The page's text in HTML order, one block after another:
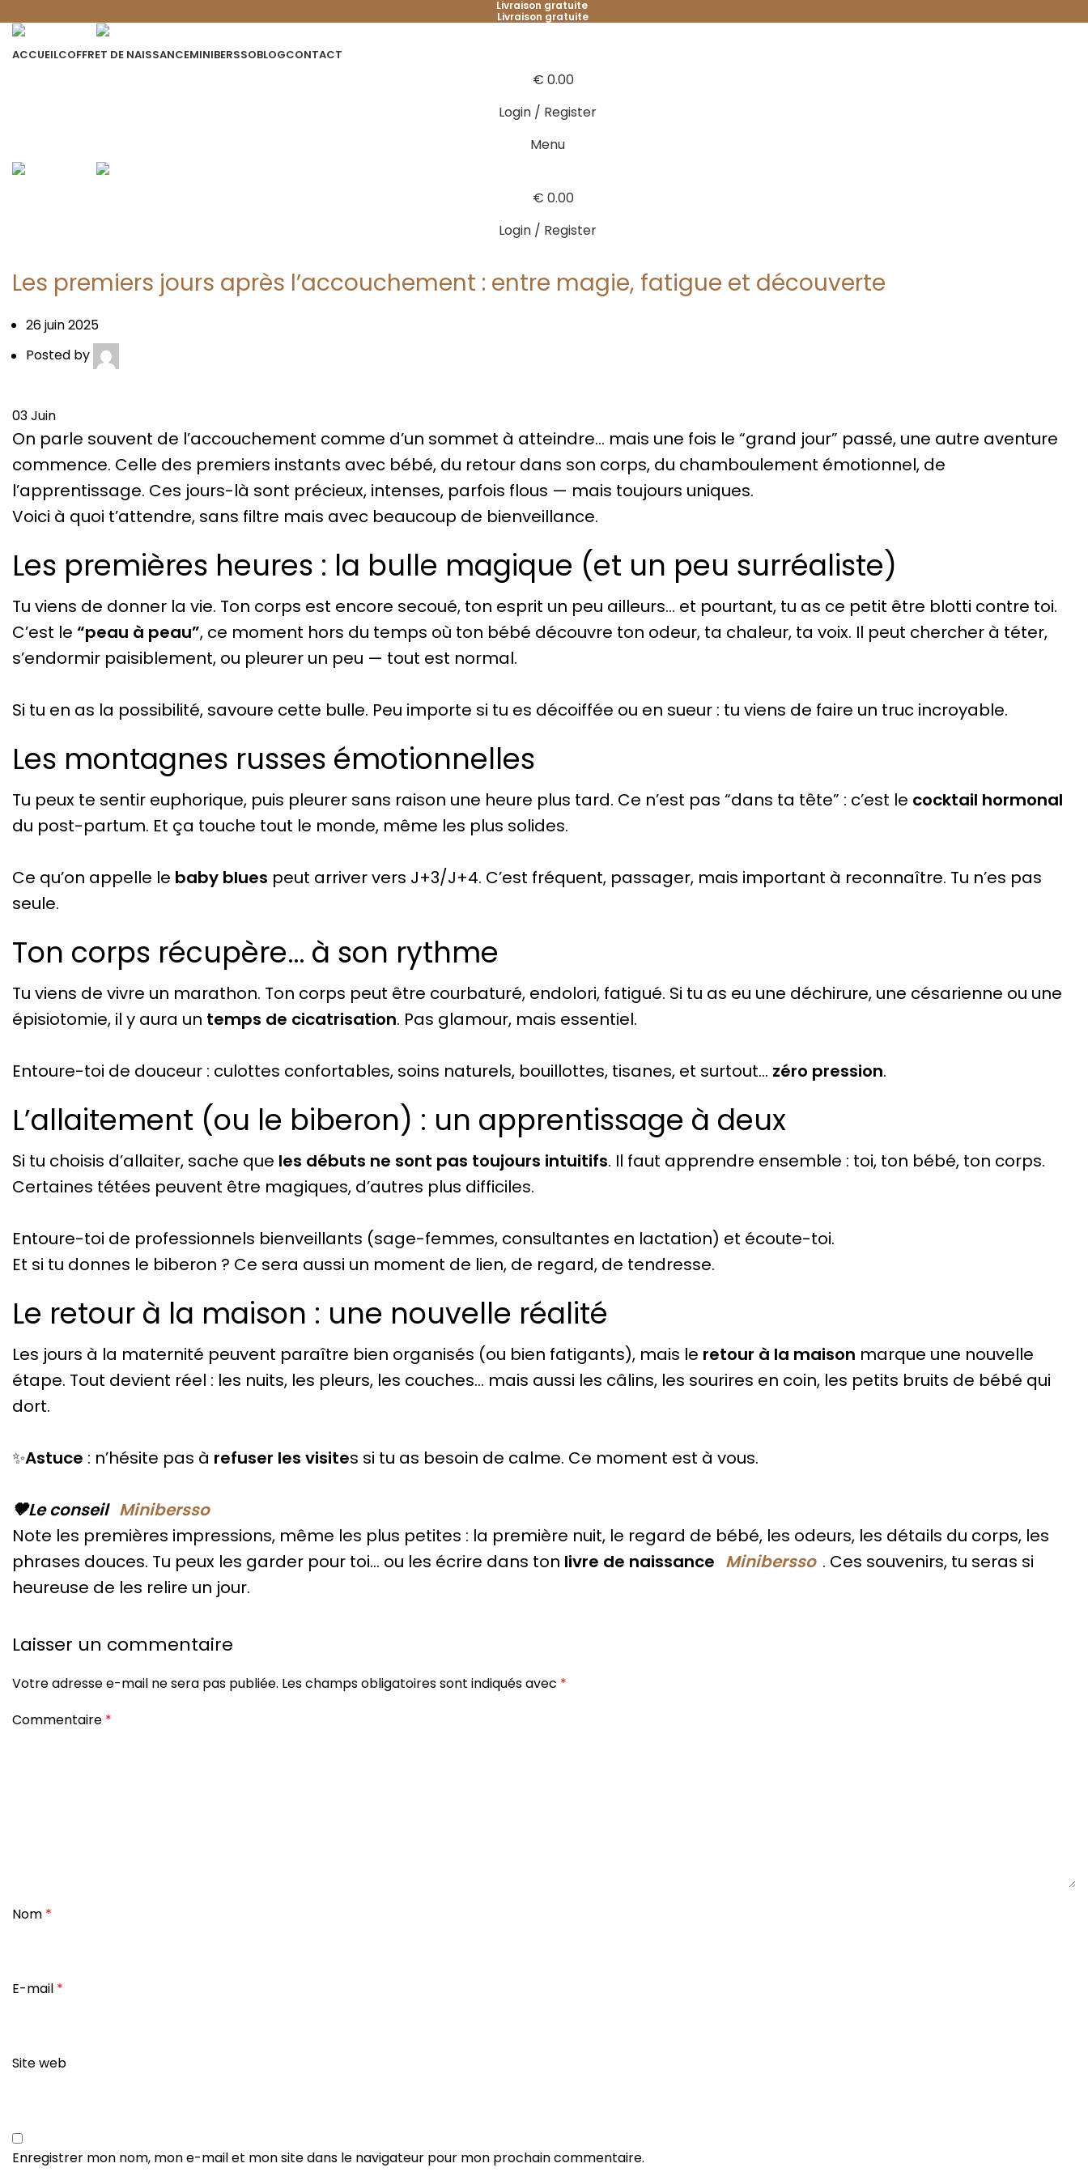
Livraison gratuite
Livraison gratuite
ACCUEILCOFFRET DE NAISSANCEMINIBERSSOBLOGCONTACT
€ 0.00
Login / Register
Menu
€ 0.00
Login / Register
Les premiers jours après l’accouchement : entre magie, fatigue et découverte
26 juin 2025
Posted by
03Juin
On parle souvent de l’accouchement comme d’un sommet à atteindre… mais une fois le “grand jour” passé, une autre aventure
commence. Celle des premiers instants avec bébé, du retour dans son corps, du chamboulement émotionnel, de
l’apprentissage. Ces jours-là sont précieux, intenses, parfois flous — mais toujours uniques.
Voici à quoi t’attendre, sans filtre mais avec beaucoup de bienveillance.
Les premières heures : la bulle magique (et un peu surréaliste)
Tu viens de donner la vie. Ton corps est encore secoué, ton esprit un peu ailleurs… et pourtant, tu as ce petit être blotti contre toi.
C’est le “peau à peau”, ce moment hors du temps où ton bébé découvre ton odeur, ta chaleur, ta voix. Il peut chercher à téter,
s’endormir paisiblement, ou pleurer un peu — tout est normal.
Si tu en as la possibilité, savoure cette bulle. Peu importe si tu es décoiffée ou en sueur : tu viens de faire un truc incroyable.
Les montagnes russes émotionnelles
Tu peux te sentir euphorique, puis pleurer sans raison une heure plus tard. Ce n’est pas “dans ta tête” : c’est le cocktail hormonal
du post-partum. Et ça touche tout le monde, même les plus solides.
Ce qu’on appelle le baby blues peut arriver vers J+3/J+4. C’est fréquent, passager, mais important à reconnaître. Tu n’es pas
seule.
Ton corps récupère… à son rythme
Tu viens de vivre un marathon. Ton corps peut être courbaturé, endolori, fatigué. Si tu as eu une déchirure, une césarienne ou une
épisiotomie, il y aura un temps de cicatrisation. Pas glamour, mais essentiel.
Entoure-toi de douceur : culottes confortables, soins naturels, bouillottes, tisanes, et surtout… zéro pression.
L’allaitement (ou le biberon) : un apprentissage à deux
Si tu choisis d’allaiter, sache que les débuts ne sont pas toujours intuitifs. Il faut apprendre ensemble : toi, ton bébé, ton corps.
Certaines tétées peuvent être magiques, d’autres plus difficiles.
Entoure-toi de professionnels bienveillants (sage-femmes, consultantes en lactation) et écoute-toi.
Et si tu donnes le biberon ? Ce sera aussi un moment de lien, de regard, de tendresse.
Le retour à la maison : une nouvelle réalité
Les jours à la maternité peuvent paraître bien organisés (ou bien fatigants), mais le retour à la maison marque une nouvelle
étape. Tout devient réel : les nuits, les pleurs, les couches… mais aussi les câlins, les sourires en coin, les petits bruits de bébé qui
dort.
✨Astuce : n’hésite pas à refuser les visites si tu as besoin de calme. Ce moment est à vous.
🤎Le conseil Minibersso
Note les premières impressions, même les plus petites : la première nuit, le regard de bébé, les odeurs, les détails du corps, les
phrases douces. Tu peux les garder pour toi… ou les écrire dans ton livre de naissance Minibersso . Ces souvenirs, tu seras si
heureuse de les relire un jour.
Laisser un commentaire
Votre adresse e-mail ne sera pas publiée. Les champs obligatoires sont indiqués avec *
Commentaire *
Nom *
E-mail *
Site web
Enregistrer mon nom, mon e-mail et mon site dans le navigateur pour mon prochain commentaire.